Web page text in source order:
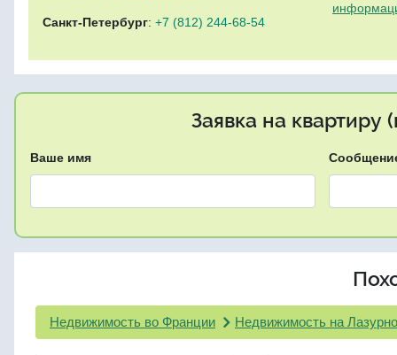
Санкт-Петербург: +7 (812) 244-68-54
Заявка на квартиру
Ваше имя
Недвижимость во Франции Недвижимость на